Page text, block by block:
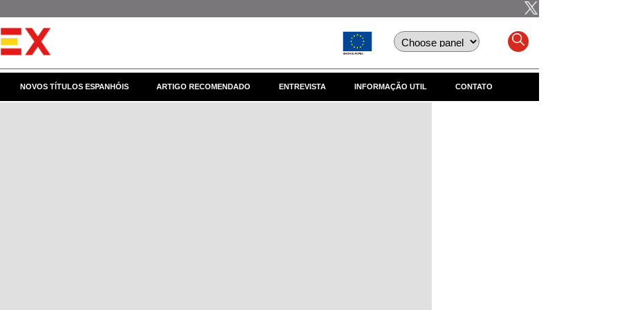
NOVOS TÍTULOS ESPANHÓIS ARTIGO RECOMENDADO ENTREVISTA INFORMAÇÃO UTIL CONTATO